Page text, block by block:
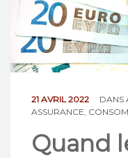
NOS ACTIONS
CONTACT
21 AVRIL 2022 DANS
ASSURANCE
Quand